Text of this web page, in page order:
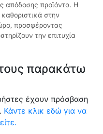
απόδοσης προϊόντα. Η
στην
προσφέροντας
την επιτυχία
παρακάτω
έχουν πρόσβαση
Κάντε κλικ εδώ για να